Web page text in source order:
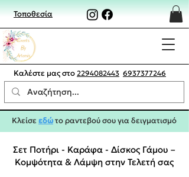
Τοποθεσία
Καλέστε μας στο 2294082443 6937377246
Κλείσεεδώτο ραντεβού σου για δειγματισμό
Σετ Ποτήρι - Καράφα - Δίσκος Γάμου –
Κομψότητα & Λάμψη στην Τελετή σας